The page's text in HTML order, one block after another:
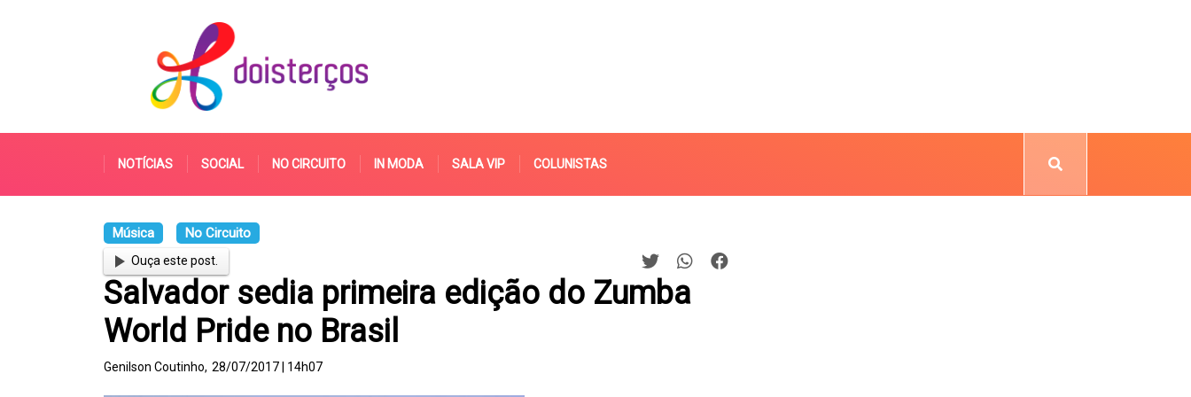
NOTÍCIAS SOCIAL NO CIRCUITO IN MODA SALA VIP COLUNISTAS
Música No Circuito
Ouça este post.
Salvador sedia primeira edição do Zumba
World Pride no Brasil
Genilson Coutinho, 28/07/2017 | 14h07